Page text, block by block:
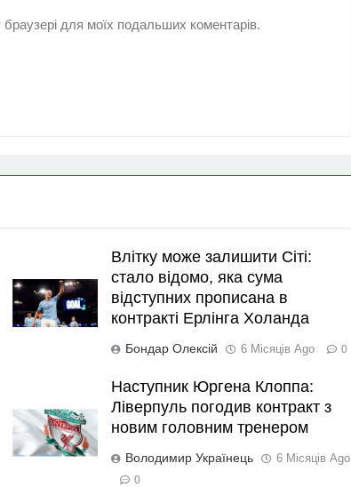
для моїх подальших коментарів.
Влітку може залишити Сіті:
стало відомо, яка сума
відступних прописана в
контракті Ерлінга Холанда
Бондар Олексій 6 Місяців Ago 0
Наступник Юргена Клоппа:
Ліверпуль погодив контракт з
новим головним тренером
Володимир Українець 6 Місяців Ago
0